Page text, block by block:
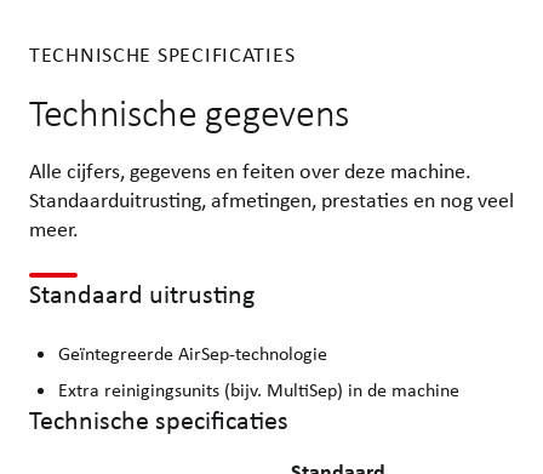
TECHNISCHE SPECIFICATIES
Technische gegevens
Alle cijfers, gegevens en feiten over deze machine.
Standaarduitrusting, afmetingen, prestaties en nog veel
meer.
Standaard uitrusting
Geïntegreerde AirSep-technologie
Extra reinigingsunits (bijv. MultiSep) in de machine
Technische specificaties